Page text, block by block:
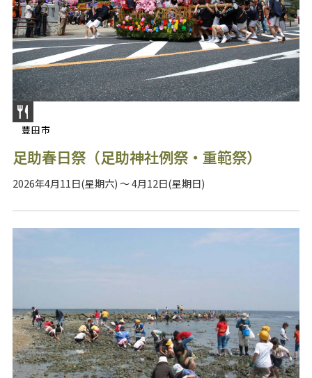
豐田市
足助春日祭（足助神社例祭・重範祭）
2026年4月11日(星期六) ～ 4月12日(星期日)